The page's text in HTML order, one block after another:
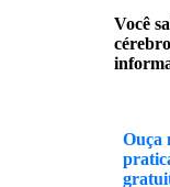
Você
Ouça